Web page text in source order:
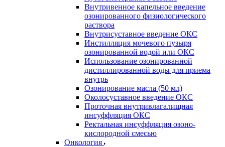
Внутривенное капельное введение
озонированного физиологического
раствора
Внутрисуставное введение ОКС
Инстилляция мочевого пузыря
озонированной водой или ОКС
Использование озонированной
дистиллированной воды для приема
внутрь
Озонирование масла (50 мл)
Околосуставное введение ОКС
Проточная внутривлагалищная
инсуффляция ОКС
Ректальная инсуффляция озоно-
кислородной смесью
Онкология